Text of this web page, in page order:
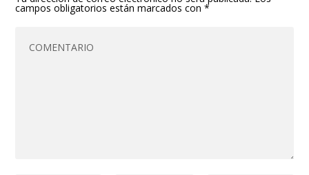
campos obligatorios están marcados con*